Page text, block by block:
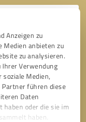
Anzeigen zu
Medien anbieten zu
zu analysieren.
Verwendung
Medien,
Partner führen diese
Daten
oder die sie im
haben.